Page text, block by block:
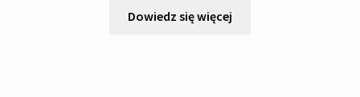
wynosiła:
Dowiedz się więcej